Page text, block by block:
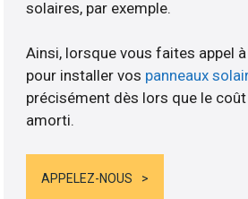
solaires, par exemple.
Ainsi, lorsque vous faites appel
pour installer vos panneaux
précisément dès lors que le
amorti.
APPELEZ-NOUS